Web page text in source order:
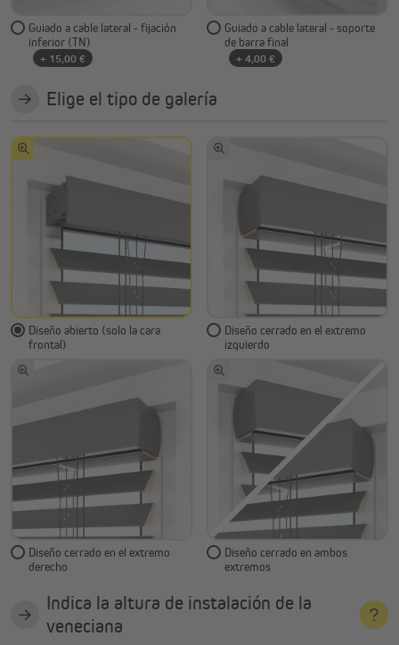
Guiado a cable lateral - fijación
inferior (TN)
+ 15,00 €
Guiado a cable lateral - soporte
de barra final
+ 4,00 €
Elige el tipo de galería
Diseño abierto (solo la cara
frontal)
Diseño cerrado en el extremo
izquierdo
Diseño cerrado en el extremo
derecho
Diseño cerrado en ambos
extremos
Indica la altura de instalación de la
veneciana